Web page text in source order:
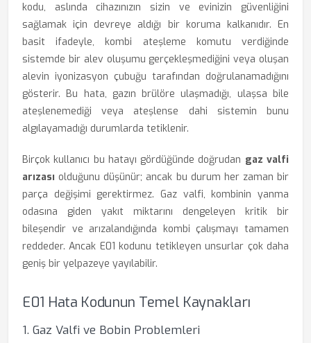
kodu, aslında cihazınızın sizin ve evinizin güvenliğini
sağlamak için devreye aldığı bir koruma kalkanıdır. En
basit ifadeyle, kombi ateşleme komutu verdiğinde
sistemde bir alev oluşumu gerçekleşmediğini veya oluşan
alevin iyonizasyon çubuğu tarafından doğrulanamadığını
gösterir. Bu hata, gazın brülöre ulaşmadığı, ulaşsa bile
ateşlenemediği veya ateşlense dahi sistemin bunu
algılayamadığı durumlarda tetiklenir.
Birçok kullanıcı bu hatayı gördüğünde doğrudan gaz valfi
arızası olduğunu düşünür; ancak bu durum her zaman bir
parça değişimi gerektirmez. Gaz valfi, kombinin yanma
odasına giden yakıt miktarını dengeleyen kritik bir
bileşendir ve arızalandığında kombi çalışmayı tamamen
reddeder. Ancak E01 kodunu tetikleyen unsurlar çok daha
geniş bir yelpazeye yayılabilir.
E01 Hata Kodunun Temel Kaynakları
1. Gaz Valfi ve Bobin Problemleri